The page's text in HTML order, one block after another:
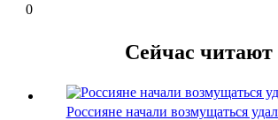
0
Сейчас читают
Россияне начали возмущаться